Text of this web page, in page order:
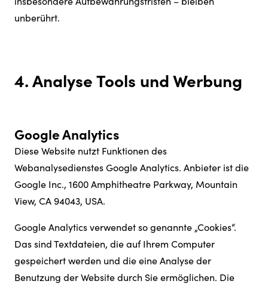
unberührt.
4. Analyse Tools und Werbung
Google Analytics
Diese Website nutzt Funktionen des
Webanalysedienstes Google Analytics. Anbieter ist die
Google Inc., 1600 Amphitheatre Parkway, Mountain
View, CA 94043, USA.
Google Analytics verwendet so genannte „Cookies“.
Das sind Textdateien, die auf Ihrem Computer
gespeichert werden und die eine Analyse der
Benutzung der Website durch Sie ermöglichen. Die